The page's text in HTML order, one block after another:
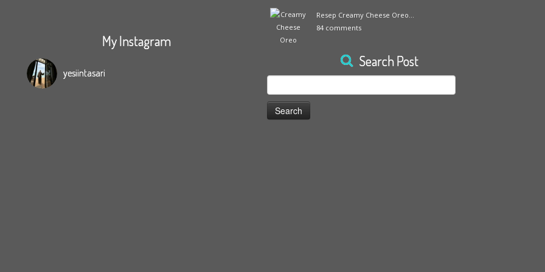
My Instagram
yesiintasari
Resep Creamy Cheese Oreo...
84 comments
Search Post
Search
for: